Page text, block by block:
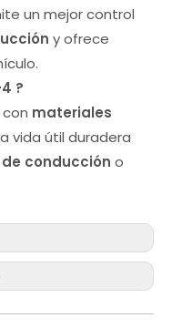
un mejor control
y ofrece
?
materiales
vida útil duradera
conducción o